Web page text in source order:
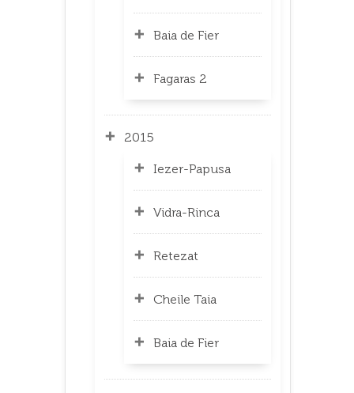
Baia de Fier
Fagaras 2
2015
Iezer-Papusa
Vidra-Rinca
Retezat
Cheile Taia
Baia de Fier